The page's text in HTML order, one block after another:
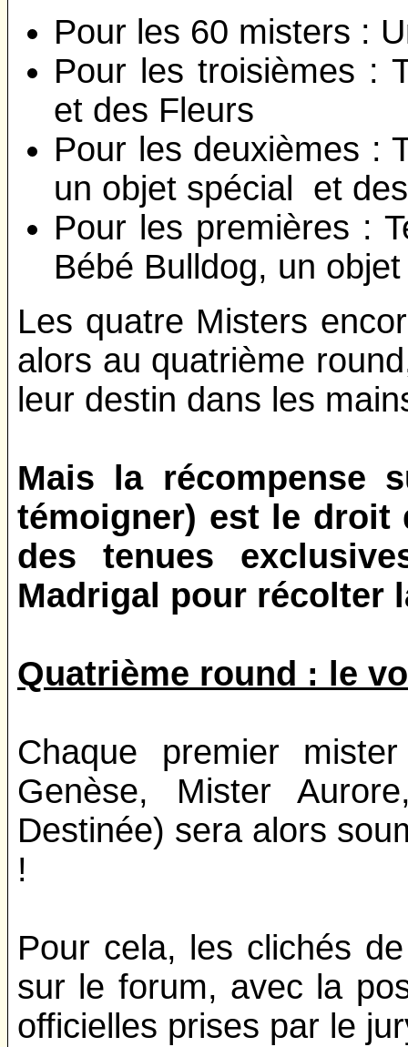
Pour les 60 misters :
Pour les troisièmes :
et des Fleurs
Pour les deuxièmes :
un objet spécial et
Pour les premières :
Bébé Bulldog, un
Les quatre Misters
alors au quatrième
leur destin dans les
Mais la récompense
témoigner) est le droit
des tenues
Madrigal pour récolter
Quatrième round : le
Chaque premier
Genèse, Mister
Destinée) sera alors
!
Pour cela, les clichés
sur le forum, avec la
officielles prises par le